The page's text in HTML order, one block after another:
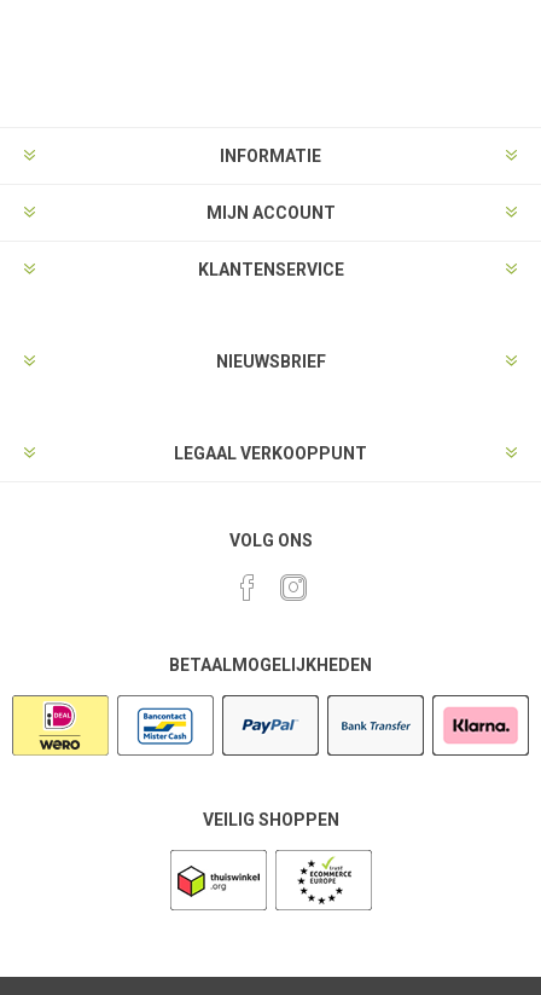
INFORMATIE
MIJN ACCOUNT
KLANTENSERVICE
NIEUWSBRIEF
LEGAAL VERKOOPPUNT
VOLG ONS
BETAALMOGELIJKHEDEN
VEILIG SHOPPEN